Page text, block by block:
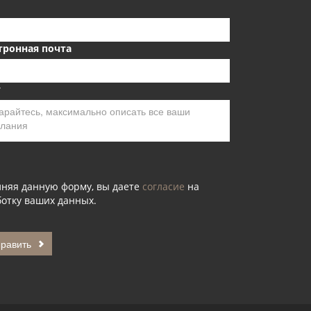
почта
данную форму, вы даете согласие на
ваших данных.